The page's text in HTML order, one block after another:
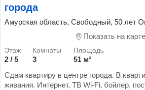
города
Амурская область, Свободный, 50 лет
Показать на карте
2 / 5 3
51 м²
Сдам квартиру в центре города. В
живания. Интернет, ТВ Wi-Fi, бойлер,